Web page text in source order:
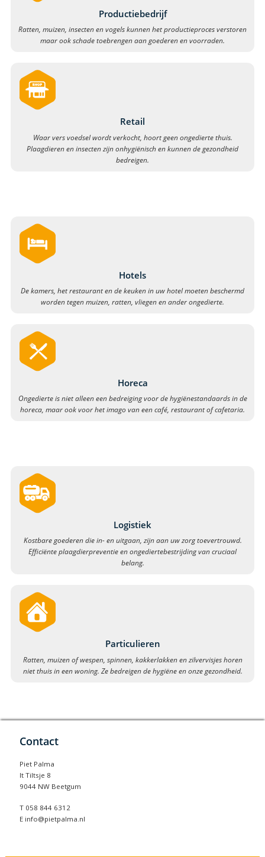
Productiebedrijf
Ratten, muizen, insecten en vogels kunnen het productieproces verstoren
maar ook schade toebrengen aan goederen en voorraden.
Retail
Waar vers voedsel wordt verkocht, hoort geen ongedierte thuis.
Plaagdieren en insecten zijn onhygiënisch en kunnen de gezondheid
bedreigen.
Hotels
De kamers, het restaurant en de keuken in uw hotel moeten beschermd
worden tegen muizen, ratten, vliegen en ander ongedierte.
Horeca
Ongedierte is niet alleen een bedreiging voor de hygiënestandaards in de
horeca, maar ook voor het imago van een café, restaurant of cafetaria.
Logistiek
Kostbare goederen die in- en uitgaan, zijn aan uw zorg toevertrouwd.
Efficiënte plaagdierpreventie en ongediertebestrijding van cruciaal
belang.
Particulieren
Ratten, muizen of wespen, spinnen, kakkerlakken en zilvervisjes horen
niet thuis in een woning. Ze bedreigen de hygiëne en onze gezondheid.
Contact
Piet Palma
It Tiltsje 8
9044 NW Beetgum
T 058 844 6312
E info@pietpalma.nl